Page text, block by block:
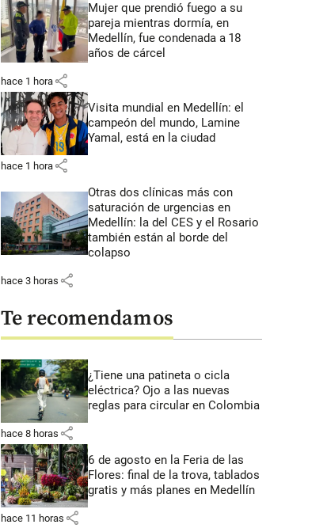
Mujer que prendió fuego a su
pareja mientras dormía, en
Medellín, fue condenada a 18
años de cárcel
hace 1 hora share
Visita mundial en Medellín: el
campeón del mundo, Lamine
Yamal, está en la ciudad
hace 1 hora share
Otras dos clínicas más con
saturación de urgencias en
Medellín: la del CES y el Rosario
también están al borde del
colapso
hace 3 horas share
Te recomendamos
¿Tiene una patineta o cicla
eléctrica? Ojo a las nuevas
reglas para circular en Colombia
hace 8 horas share
6 de agosto en la Feria de las
Flores: final de la trova, tablados
gratis y más planes en Medellín
hace 11 horas share